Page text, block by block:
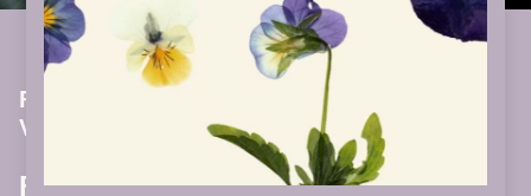
Frantsilan Tilan Ruoka – Kasvien
Valtakunta
Frantsilan Tilalla ruoka on tärkeä